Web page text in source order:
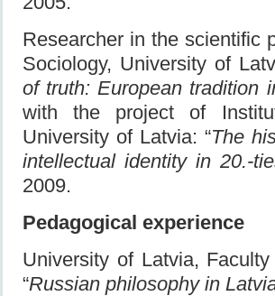
Researcher in the scientific
Sociology, University of
of truth: European tradition
with the project of
University of Latvia: “The
intellectual identity in 20.-
2009.
Pedagogical experience
University of Latvia,
“Russian philosophy in